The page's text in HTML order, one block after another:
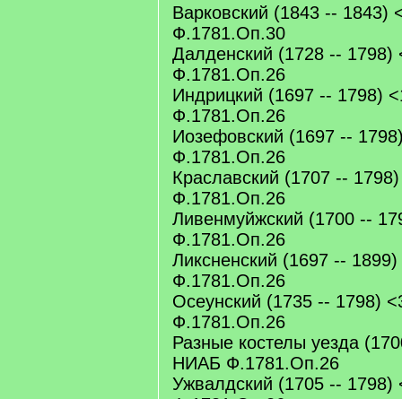
Варковский (1843 --
Ф.1781.Оп.30
Далденский (1728 --
Ф.1781.Оп.26
Индрицкий (1697 -- 1798)
Ф.1781.Оп.26
Иозефовский (1697 --
Ф.1781.Оп.26
Краславский (1707 --
Ф.1781.Оп.26
Ливенмуйжский (1700 --
Ф.1781.Оп.26
Ликсненский (1697 --
Ф.1781.Оп.26
Осеунский (1735 -- 1798)
Ф.1781.Оп.26
Разные костелы уезда
НИАБ Ф.1781.Оп.26
Ужвалдский (1705 --